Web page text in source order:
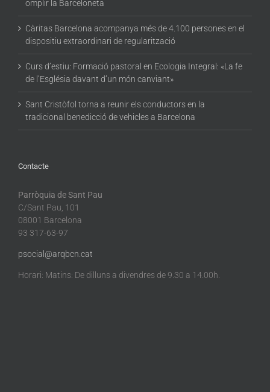
omplir la Barceloneta
Càritas Barcelona acompanya més de 4.100 persones en el
dispositiu extraordinari de regularització
Curs d’estiu: Formació pastoral en Ecologia Integral: «La fe
de l’Església davant d’un món canviant»
Sant Cristòfol torna a reunir els conductors en la
tradicional benedicció de vehicles a Barcelona
Contacte
Parròquia de Sant Pau
C/Sant Pau, 101
08001 Barcelona
93 317-63-97
psocial@arqbcn.cat
Horari: Matins: De dilluns a divendres de 9.30 a 14.00h.